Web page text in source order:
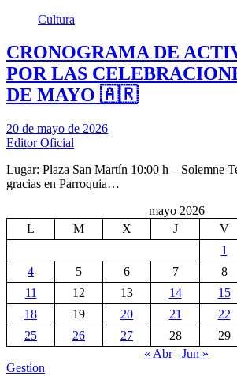
Cultura
CRONOGRAMA DE
POR LAS
DE MAYO 🇦🇷
20 de mayo de 2026
Editor Oficial
Lugar: Plaza San Martín 10:00 h – Solemne
gracias en Parroquia…
mayo 2026
L
M X J V
1
4
5 6 7 8
11
12 13 14 15
18
19 20 21 22
25
26 27 28 29
« Abr
Jun »
Gestíon